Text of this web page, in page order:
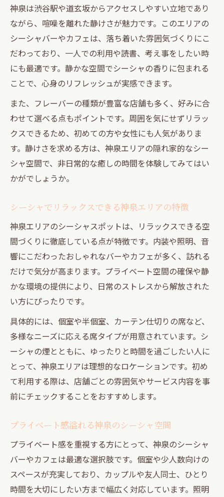
神泉は渋谷駅や道玄坂からアクセスしやすい立地であり
ながら、喧噪を離れた静けさが魅力です。このエリアの
シーシャバーやカフェは、落ち着いた雰囲気づくりにこ
だわっており、一人での利用や読書、考え事をしたい時
にも最適です。静かな空間でシーシャの香りに包まれる
ことで、心身のリフレッシュが実感できます。
また、フレーバーの種類が豊富な店舗も多く、好みに合
わせて選べる点もポイントです。周囲を気にせずリラッ
クスできるため、初めての方や女性にも人気がありま
す。静けさを求める方は、神泉エリアの隠れ家的なシー
シャ空間で、非日常的な癒しの時間を体験してみてはい
かがでしょうか。
シーシャでリラックスできる神泉エリアの特徴
神泉エリアのシーシャスポットは、リラックスできる空
間づくりに徹底している点が特徴です。内装や照明、音
響にこだわったおしゃれなバーやカフェが多く、訪れる
だけで気分が高まります。プライベート空間の確保や静
かな環境の提供により、日常のストレスから解放された
い方にぴったりです。
具体的には、個室や半個室、カーテン仕切りの席など、
多様なニーズに応える席タイプが用意されています。シ
ーシャの煙とともに、ゆったりと時間を過ごしたい人に
とって、神泉エリアは理想的なロケーションです。初め
て利用する際は、店舗ごとの雰囲気やサービス内容を事
前にチェックすることをおすすめします。
プライベート感溢れる神泉のシーシャ空間
プライベート感を重視する方にとって、神泉のシーシャ
バーやカフェは最適な選択肢です。個室や少人数向けの
スペースが充実しており、カップルや友人同士、ひとり
時間を大切にしたい方まで幅広く対応しています。照明